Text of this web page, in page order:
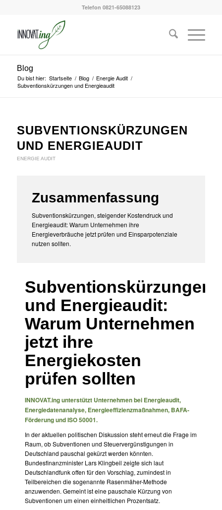
Telefon 0821-65088123
Blog
Du bist hier: Startseite / Blog / Energie Audit /
Subventionskürzungen und Energieaudit
SUBVENTIONSKÜRZUNGEN
UND ENERGIEAUDIT
ENERGIE AUDIT
Zusammenfassung
Subventionskürzungen, steigender Kostendruck und
Energieaudit: Warum Unternehmen ihre
Energieverbräuche jetzt prüfen und Einsparpotenziale
nutzen sollten.
Subventionskürzungen
und Energieaudit:
Warum Unternehmen
jetzt ihre
Energiekosten
prüfen sollten
INNOVAT.ingunterstützt Unternehmen bei Energieaudit,
Energiedatenanalyse, Energieeffizienzmaßnahmen, BAFA-
Förderung und ISO 50001.
In der aktuellen politischen Diskussion steht erneut die Frage im
Raum, ob Subventionen und Steuervergünstigungen in
Deutschland pauschal gekürzt werden könnten.
Bundesfinanzminister Lars Klingbeil zeigte sich laut
Deutschlandfunk offen für den Vorschlag, zumindest in
Teilbereichen die sogenannte Rasenmäher-Methode
anzuwenden. Gemeint ist eine pauschale Kürzung von
Subventionen um einen einheitlichen Prozentsatz.